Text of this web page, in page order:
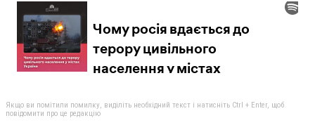
Якщо ви помітили помилку, виділіть необхідний текст і натисніть Ctrl + Enter, щоб
повідомити про це редакцію